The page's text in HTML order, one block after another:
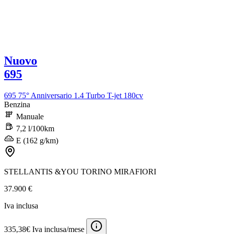
Nuovo
695
695 75° Anniversario 1.4 Turbo T-jet 180cv
Benzina
Manuale
7,2 l/100km
E (162 g/km)
STELLANTIS &YOU TORINO MIRAFIORI
37.900 €
Iva inclusa
335,38€ Iva inclusa/mese